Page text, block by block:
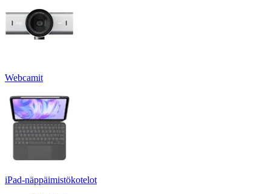
Webcamit
iPad-näppäimistökotelot